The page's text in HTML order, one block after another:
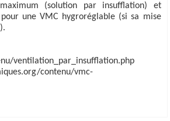
(solution par insufflation) et
une VMC hygroréglable (si sa mise
ventilation_par_insufflation.php
contenu/vmc-